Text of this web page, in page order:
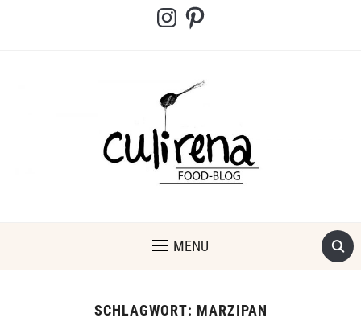
InstagramPinterest
MENU
SCHLAGWORT: MARZIPAN